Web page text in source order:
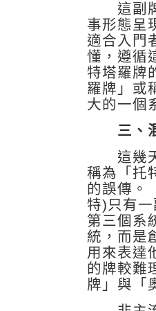
這副牌
事形態呈
適合入門
懂，遵循
特塔羅牌
羅牌」或
大的一個
三、
這幾天
稱為「托
的誤傳。
特)只有
第三個系
統，而是
用來表達
的牌較難
牌」與「